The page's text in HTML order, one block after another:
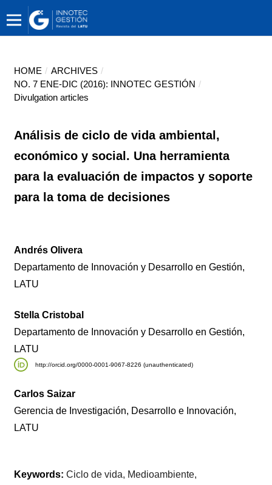
HOME / ARCHIVES /
NO. 7 ENE-DIC (2016): INNOTEC GESTIÓN /
Divulgation articles
Análisis de ciclo de vida ambiental,
económico y social. Una herramienta
para la evaluación de impactos y soporte
para la toma de decisiones
Andrés Olivera
Departamento de Innovación y Desarrollo en Gestión,
LATU
Stella Cristobal
Departamento de Innovación y Desarrollo en Gestión,
LATU
http://orcid.org/0000-0001-9067-8226 (unauthenticated)
Carlos Saizar
Gerencia de Investigación, Desarrollo e Innovación,
LATU
Keywords: Ciclo de vida, Medioambiente,